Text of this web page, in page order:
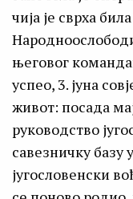
чија је сврха
његовог
успео, 3. јуна
живот: посада
руководство
савезничку базу
југословенски